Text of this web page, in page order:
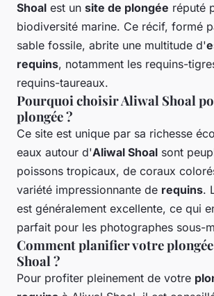
Shoal est un site de plongée réputé
biodiversité marine. Ce récif, formé
sable fossile, abrite une multitude d'
requins, notamment les requins-
requins-taureaux.
Pourquoi choisir Aliwal Shoal
plongée ?
Ce site est unique par sa richesse
eaux autour d'Aliwal Shoal sont
poissons tropicaux, de coraux
variété impressionnante de requins.
est généralement excellente, ce qui
parfait pour les photographes sous-
Comment planifier votre
Shoal ?
Pour profiter pleinement de votre